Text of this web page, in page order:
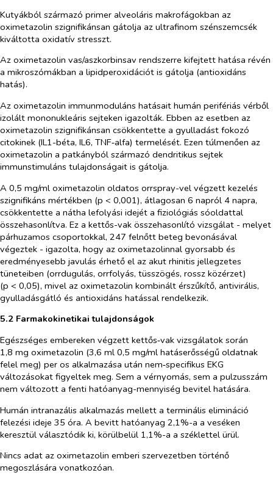
Kutyákból származó primer alveoláris makrofágokban az
oximetazolin szignifikánsan gátolja az ultrafinom szénszemcsék
kiváltotta oxidatív stresszt.
Az oximetazolin vas/aszkorbinsav rendszerre kifejtett hatása révén
a mikroszómákban a lipidperoxidációt is gátolja (antioxidáns
hatás).
Az oximetazolin immunmoduláns hatásait humán perifériás vérből
izolált mononukleáris sejteken igazolták. Ebben az esetben az
oximetazolin szignifikánsan csökkentette a gyulladást fokozó
citokinek (IL1-béta, IL6, TNF‑alfa) termelését. Ezen túlmenően az
oximetazolin a patkányból származó dendritikus sejtek
immunstimuláns tulajdonságait is gátolja.
A 0,5 mg/ml oximetazolin oldatos orrspray-vel végzett kezelés
szignifikáns mértékben (p < 0,001), átlagosan 6 napról 4 napra,
csökkentette a nátha lefolyási idejét a fiziológiás sóoldattal
összehasonlítva. Ez a kettős-vak összehasonlító vizsgálat - melyet
párhuzamos csoportokkal, 247 felnőtt beteg bevonásával
végeztek - igazolta, hogy az oximetazolinnal gyorsabb és
eredményesebb javulás érhető el az akut rhinitis jellegzetes
tüneteiben (orrdugulás, orrfolyás, tüsszögés, rossz közérzet)
(p < 0,05), mivel az oximetazolin kombinált érszűkítő, antivirális,
gyulladásgátló és antioxidáns hatással rendelkezik.
5.2 Farmakokinetikai tulajdonságok
Egészséges embereken végzett kettős‑vak vizsgálatok során
1,8 mg oximetazolin (3,6 ml 0,5 mg/ml hatáserősségű oldatnak
felel meg) per os alkalmazása után nem‑specifikus EKG
változásokat figyeltek meg. Sem a vérnyomás, sem a pulzusszám
nem változott a fenti hatóanyag-mennyiség bevitel hatására.
Humán intranazális alkalmazás mellett a terminális elimináció
felezési ideje 35 óra. A bevitt hatóanyag 2,1%-a a veséken
keresztül választódik ki, körülbelül 1,1%-a a széklettel ürül.
Nincs adat az oximetazolin emberi szervezetben történő
megoszlására vonatkozóan.